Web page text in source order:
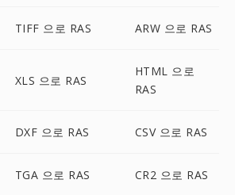
TIFF 으로 RAS ARW 으로 RAS
XLS 으로 RAS
HTML 으로
RAS
DXF 으로 RAS CSV 으로 RAS
TGA 으로 RAS CR2 으로 RAS